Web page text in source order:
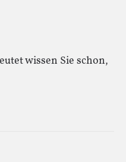
wissen Sie schon,